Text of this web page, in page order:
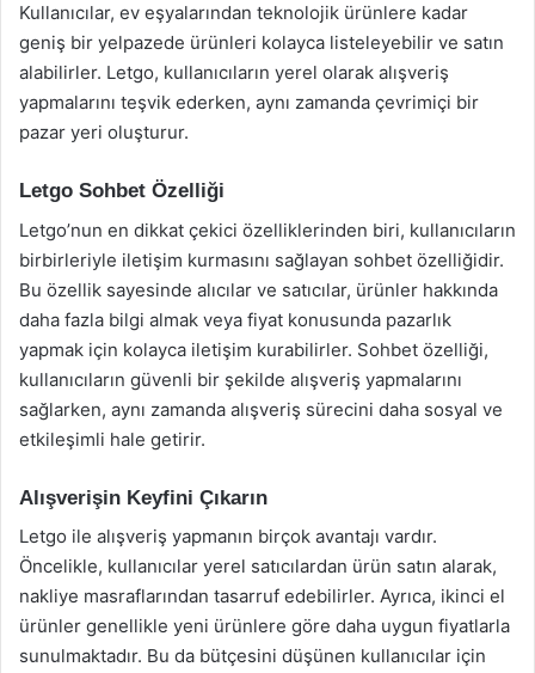
Kullanıcılar, ev eşyalarından teknolojik ürünlere kadar
geniş bir yelpazede ürünleri kolayca listeleyebilir ve satın
alabilirler. Letgo, kullanıcıların yerel olarak alışveriş
yapmalarını teşvik ederken, aynı zamanda çevrimiçi bir
pazar yeri oluşturur.
Letgo Sohbet Özelliği
Letgo’nun en dikkat çekici özelliklerinden biri, kullanıcıların
birbirleriyle iletişim kurmasını sağlayan sohbet özelliğidir.
Bu özellik sayesinde alıcılar ve satıcılar, ürünler hakkında
daha fazla bilgi almak veya fiyat konusunda pazarlık
yapmak için kolayca iletişim kurabilirler. Sohbet özelliği,
kullanıcıların güvenli bir şekilde alışveriş yapmalarını
sağlarken, aynı zamanda alışveriş sürecini daha sosyal ve
etkileşimli hale getirir.
Alışverişin Keyfini Çıkarın
Letgo ile alışveriş yapmanın birçok avantajı vardır.
Öncelikle, kullanıcılar yerel satıcılardan ürün satın alarak,
nakliye masraflarından tasarruf edebilirler. Ayrıca, ikinci el
ürünler genellikle yeni ürünlere göre daha uygun fiyatlarla
sunulmaktadır. Bu da bütçesini düşünen kullanıcılar için